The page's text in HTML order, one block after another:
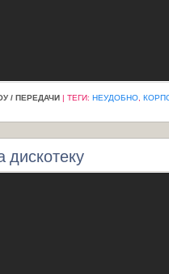
/ ПЕРЕДАЧИ | ТЕГИ: НЕУДОБНО
дискотеку